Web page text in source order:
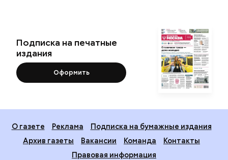
Подписка на печатные
издания
Оформить
О газете Реклама
Подписка на бумажные издания
Архив газеты
Вакансии Команда
Контакты
Правовая информация